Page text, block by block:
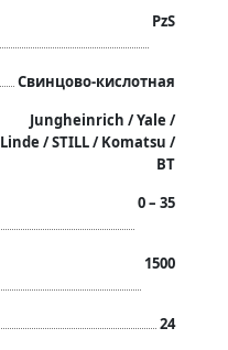
PzS
Свинцово-кислотная
Jungheinrich / Yale /
Linde / STILL / Komatsu /
BT
0 – 35
1500
24